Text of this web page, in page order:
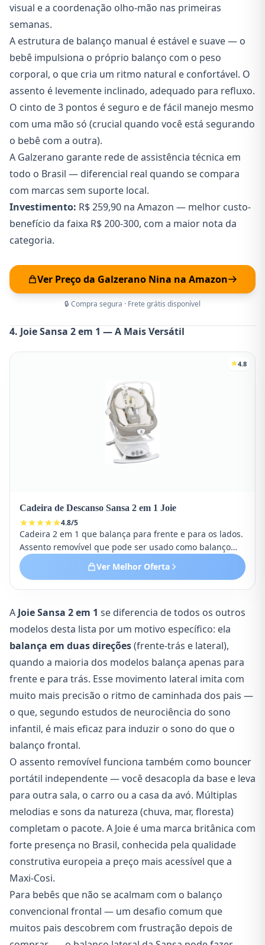
visual e a coordenação olho-mão nas primeiras
semanas.
A estrutura de balanço manual é estável e suave — o
bebê impulsiona o próprio balanço com o peso
corporal, o que cria um ritmo natural e confortável. O
assento é levemente inclinado, adequado para refluxo.
O cinto de 3 pontos é seguro e de fácil manejo mesmo
com uma mão só (crucial quando você está segurando
o bebê com a outra).
A Galzerano garante rede de assistência técnica em
todo o Brasil — diferencial real quando se compara
com marcas sem suporte local.
Investimento: R$ 259,90 na Amazon — melhor custo-
benefício da faixa R$ 200-300, com a maior nota da
categoria.
Ver Preço da Galzerano Nina na Amazon
🔒 Compra segura · Frete grátis disponível
4. Joie Sansa 2 em 1 — A Mais Versátil
4.8
Cadeira de Descanso Sansa 2 em 1 Joie
4.8/5
Cadeira 2 em 1 que balança para frente e para os lados.
Assento removível que pode ser usado como balanço
portátil. Múltiplas melodias e sons da natureza.
Ver Melhor Oferta
A Joie Sansa 2 em 1 se diferencia de todos os outros
modelos desta lista por um motivo específico: ela
balança em duas direções(frente-trás e lateral),
quando a maioria dos modelos balança apenas para
frente e para trás. Esse movimento lateral imita com
muito mais precisão o ritmo de caminhada dos pais —
o que, segundo estudos de neurociência do sono
infantil, é mais eficaz para induzir o sono do que o
balanço frontal.
O assento removível funciona também como bouncer
portátil independente — você desacopla da base e leva
para outra sala, o carro ou a casa da avó. Múltiplas
melodias e sons da natureza (chuva, mar, floresta)
completam o pacote. A Joie é uma marca britânica com
forte presença no Brasil, conhecida pela qualidade
construtiva europeia a preço mais acessível que a
Maxi-Cosi.
Para bebês que não se acalmam com o balanço
convencional frontal — um desafio comum que
muitos pais descobrem com frustração depois de